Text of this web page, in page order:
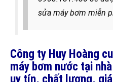
sửa máy bơm miễn
Công ty Huy Hoàng
máy bơm nước tại